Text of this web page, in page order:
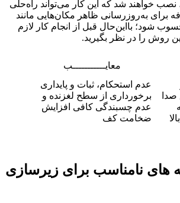
خواهند شد که این کار می‌تواند راه‌حلی
برای به‌روزرسانی ظاهر مکان‌هایی مانند
شود؛ بااین‌حال قبل از انجام کار لازم
روش را در نظر بگیرید.
معایـــــــــــب
عدم استحکام، ثبات و پایداری
برخورداری از سطح لغزنده و
عدم چسبندگی کافی افزایش
ضخامت کف
های نامناسب برای زیرسازی